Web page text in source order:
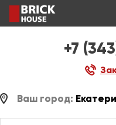
+7
Ваш город: